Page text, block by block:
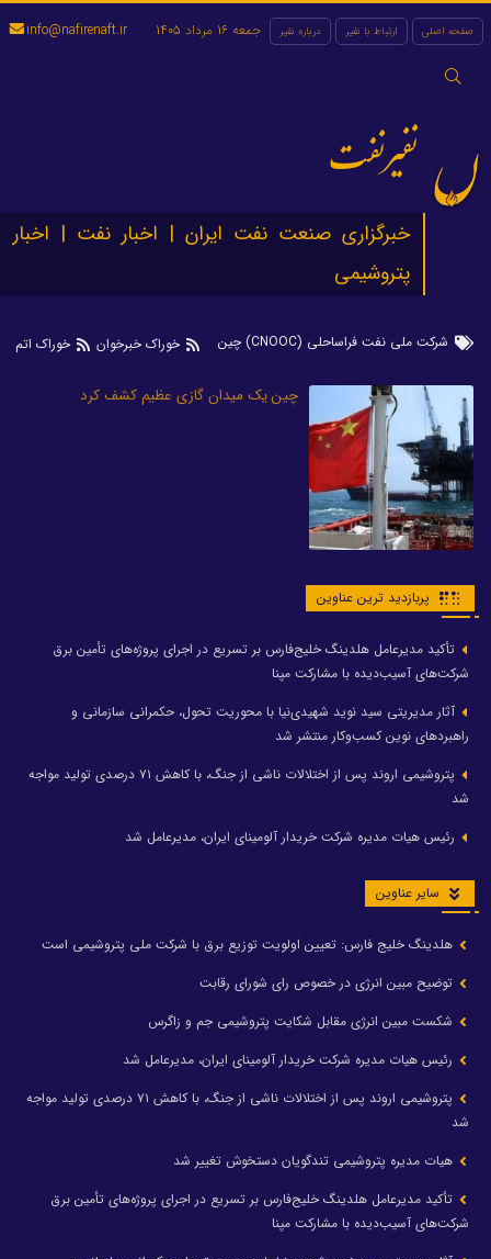
صفحه اصلی ارتباط با نفیر درباره نفیر
جستجو
جمعه 16 مرداد 1405 info@nafirenaft.ir
نفیرنفت
خبرگزاری صنعت نفت ایران | اخبار نفت | اخبار
پتروشیمی
شرکت ملی نفت فراساحلی (CNOOC) چین خوراک خبرخوان خوراک اتم
چین یک میدان گازی عظیم کشف کرد
پربازدید ترین عناوین
تأکید مدیرعامل هلدینگ خلیج‌فارس بر تسریع در اجرای پروژه‌های تأمین برق
شرکت‌های آسیب‌دیده با مشارکت مپنا
آثار مدیریتی سید نوید شهیدی‌نیا با محوریت تحول، حکمرانی سازمانی و
راهبردهای نوین کسب‌وکار منتشر شد
پتروشیمی اروند پس از اختلالات ناشی از جنگ، با کاهش ۷۱ درصدی تولید مواجه
شد
رئیس هیات مدیره شرکت خریدار آلومینای ایران، مدیرعامل شد
سایر عناوین
هلدینگ خلیج فارس: تعیین اولویت توزیع برق با شرکت ملی پتروشیمی است
توضیح مبین انرژی در خصوص رای شورای رقابت
شکست مبین انرژی مقابل شکایت پتروشیمی جم و زاگرس
رئیس هیات مدیره شرکت خریدار آلومینای ایران، مدیرعامل شد
پتروشیمی اروند پس از اختلالات ناشی از جنگ، با کاهش ۷۱ درصدی تولید مواجه
شد
هیات مدیره پتروشیمی تندگویان دستخوش تغییر شد
تأکید مدیرعامل هلدینگ خلیج‌فارس بر تسریع در اجرای پروژه‌های تأمین برق
شرکت‌های آسیب‌دیده با مشارکت مپنا